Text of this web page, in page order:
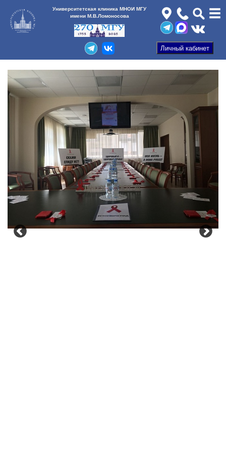
Университетская клиника МНОИ МГУ
имени М.В.Ломоносова